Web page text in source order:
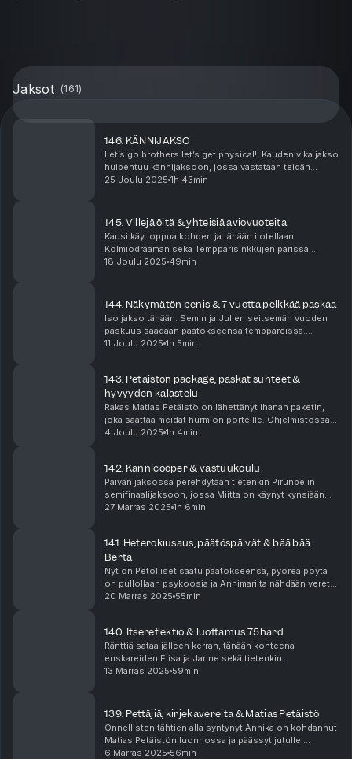
Jaksot (161)
146. KÄNNIJAKSO
Let’s go brothers let’s get physical!! Kauden vika jakso
huipentuu kännijaksoon, jossa vastataan teidän
kysymyksiin ja tietenkin legendaarisiin fuck, marry, kill
25 Joulu 2025 1h 43min
145. Villejä öitä & yhteisiä aviovuoteita
Kausi käy loppua kohden ja tänään ilotellaan
Kolmiodraaman sekä Tempparisinkkujen parissa.
Sinkut inspiroivat meitä muistelemaan omia villejä
18 Joulu 2025 49min
144. Näkymätön penis & 7 vuotta pelkkää paskaa
Iso jakso tänään. Semin ja Jullen seitsemän vuoden
paskuus saadaan päätökseensä temppareissa.
Iltanuotion jälkeen päästään syventymään paitsi
11 Joulu 2025 1h 5min
143. Petäistön package, paskat suhteet &
hyvyyden kalastelu
Rakas Matias Petäistö on lähettänyt ihanan paketin,
joka saattaa meidät hurmion porteille. Ohjelmistossa
tänään Amazing Race, jossa koetaan karmiva menetys
4 Joulu 2025 1h 4min
142. Kännicooper & vastuukoulu
Päivän jaksossa perehdytään tietenkin Pirunpelin
semifinaalijaksoon, jossa Miitta on käynyt kynsiään
teroittamaan ja Saarinen vaatii kunnioitusta.
27 Marras 2025 1h 6min
141. Heterokiusaus, päätöspäivät & bää bää
Berta
Nyt on Petolliset saatu päätökseensä, pyöreä pöytä
on pullollaan psykoosia ja Annimarilta nähdään veret
seisauttavaa ilmetyöskentelyä. Amazing Race on
20 Marras 2025 55min
140. Itsereflektio & luottamus 75hard
Ränttiä sataa jälleen kerran, tänään kohteena
enskareiden Elisa ja Janne sekä tietenkin
temppareiden Julle. Elisan itsereflektiomessu saa
13 Marras 2025 59min
139. Pettäjiä, kirjekavereita & Matias Petäistö
Onnellisten tähtien alla syntynyt Annika on kohdannut
Matias Petäistön luonnossa ja päässyt jutulle.
Temppareissa vahvistetaan saamamme juoru syvästä
6 Marras 2025 56min